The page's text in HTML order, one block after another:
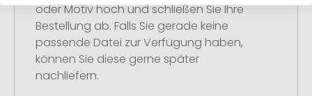
oder Motiv hoch und schließen Sie Ihre
Bestellung ab. Falls Sie gerade keine
passende Datei zur Verfügung haben,
können Sie diese gerne später
nachliefern.